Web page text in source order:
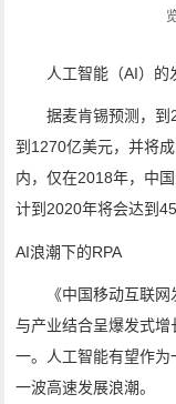
人工智能（AI）的发
据麦肯锡预测，到
到1270亿美元，并将
内，仅在2018年，中
计到2020年将会达到
AI浪潮下的RPA
《中国移动互联网
与产业结合呈爆发式
一。人工智能有望作
一波高速发展浪潮。